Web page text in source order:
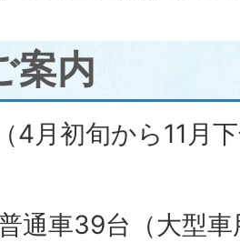
案内
4月初旬から11月
通車39台（大型